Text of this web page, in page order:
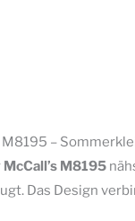
–
McCall’sM8195
Das Design